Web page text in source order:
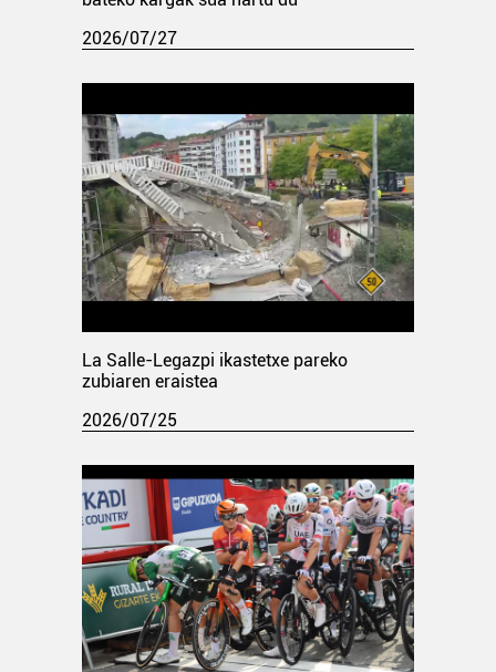
2026/07/27
La Salle-Legazpi ikastetxe pareko
zubiaren eraistea
2026/07/25